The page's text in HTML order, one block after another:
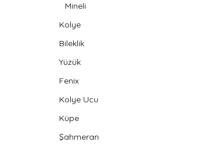
Mineli
Kolye
Bileklik
Yüzük
Fenix
Kolye Ucu
Küpe
Şahmeran